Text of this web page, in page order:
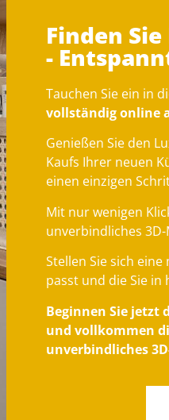
Finden
-
Tauchen Sie ein in
vollständig online
Genießen Sie den
Kaufs Ihrer neuen
einen einzigen
Mit nur wenigen
unverbindliches
Stellen Sie sich
passt und die Sie
Beginnen Sie jetzt
und vollkommen
unverbindliches